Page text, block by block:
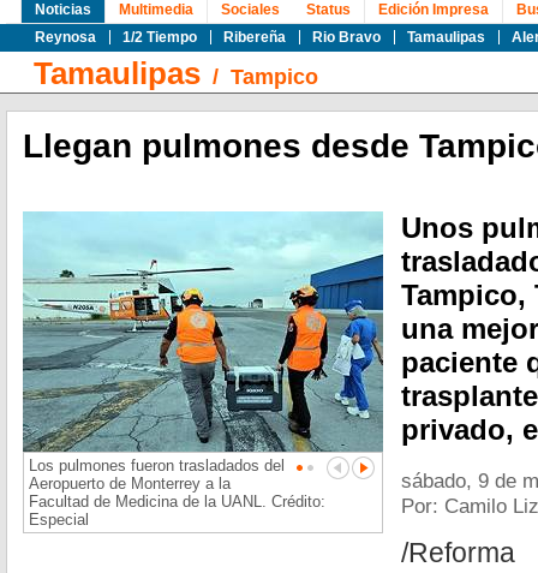
Noticias
Reynosa
1/2 Tiempo Ribereña Rio Bravo Tamaulipas
Multimedia Sociales Status Edición Impresa
Tamaulipas / Tampico
Llegan pulmones desde
Los pulmones fueron trasladados del
Aeropuerto de Monterrey a la
Facultad de Medicina de la UANL. Crédito:
Especial
Unos
Tampico,
una
paciente
privado,
sábado, 9 de
Por: Camilo
/Reforma